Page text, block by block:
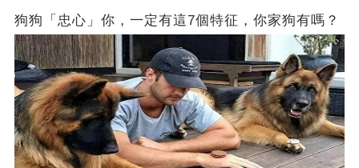
狗狗「忠心」你，一定有這7個特征，你家狗有嗎？